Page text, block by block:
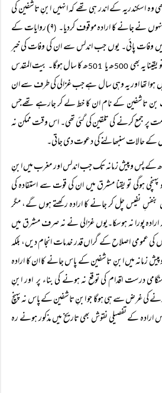
وہ اسکندریہ کے اندر ہی تھے کہ انہیں ابنِ تاشفین کی
نے جانے کا ارادہ موقوف کردیا۔ ( ۹) روایات کے
وفات پائی۔ یوں جب اندلس سے ان کی وفات کی خبر
یہ بھی 500 ھ یا
ھ کا سال ہوگا۔ بیت المقدس
ہوا تھا اور یہ وہی سال ہے جب غزالی کی طرف سے ان
بن تاشفین کے نام ان کا خط لے کر جارہے تھےجس
پر جمع کرنے کی تلقین کی گئی تھی۔ اس وقت ممکن نہ
کے حالات سنبھالنے کی دعوت دی جاتی۔
ھ کے پس وپیش زمانہ تک جب اندلس اور مغرب میں ابنِ
پہنچی ہوگی تو یقنا مشرق میں ان کی قوت سے استفادہ کی
نفیس چل کر جانے کا ارادہ رکھتے ہوں گے، مگر
پورا نہ ہوسکا۔یوں غزالی نے نہ صرف مشرق میں
کی عمومی اصلاح کے گراں قدر خدمات انجام دیں، بلکہ
زمانہ میں ابنِ تاشفین کے پاس جانے کا ان کا ارادہ
درست اقدام کی توقع نہ ہونے کی بناء پر اور ابنِ
کی غرض سے ہی ہوگا جو ابنِ تاشفین کے پاس نہ پہنچ
ارادہ کے تفصیلی نقوش بھی تاریخ میں مذکور ہونے رہ